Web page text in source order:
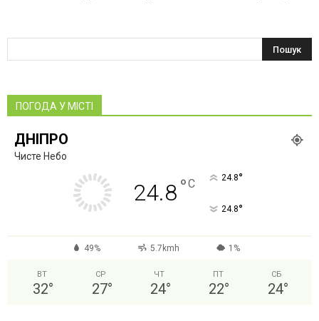
ПОГОДА У МІСТІ
ДНІПРО
Чисте Небо
24.8°C 24.8°
24.8°
49% 5.7kmh 1%
ВТ
32°
СР
27°
ЧТ
24°
ПТ
22°
СБ
24°